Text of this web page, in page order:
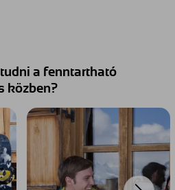
a fenntartható
közben?